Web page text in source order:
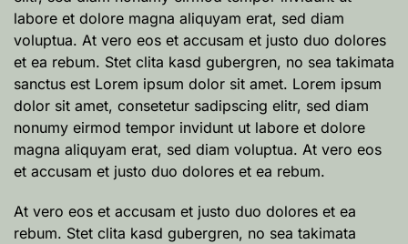
labore et dolore magna aliquyam erat, sed diam
voluptua. At vero eos et accusam et justo duo dolores
et ea rebum. Stet clita kasd gubergren, no sea takimata
sanctus est Lorem ipsum dolor sit amet. Lorem ipsum
dolor sit amet, consetetur sadipscing elitr, sed diam
nonumy eirmod tempor invidunt ut labore et dolore
magna aliquyam erat, sed diam voluptua. At vero eos
et accusam et justo duo dolores et ea rebum.
At vero eos et accusam et justo duo dolores et ea
rebum. Stet clita kasd gubergren, no sea takimata